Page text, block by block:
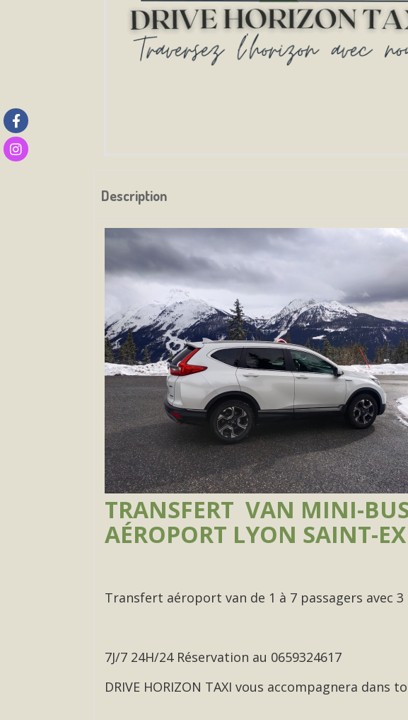
Description
TRANSFERT VAN MINI-
AÉROPORT LYON SAINT-
Transfert aéroport van de 1 à 7 passagers avec
7J/7 24H/24 Réservation au 0659324617
DRIVE HORIZON TAXI vous accompagnera